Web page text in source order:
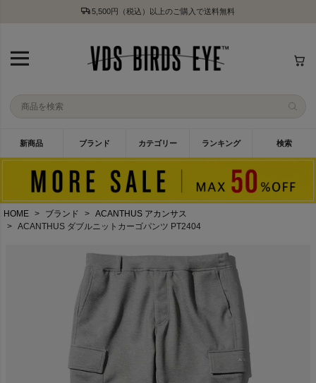
5,500円（税込）以上のご購入で送料無料
新商品 ブランド カテゴリー ランキング 検索
HOME ブランド
ACANTHUS アカンサス
ACANTHUS ダブルニットカーゴパンツ PT2404